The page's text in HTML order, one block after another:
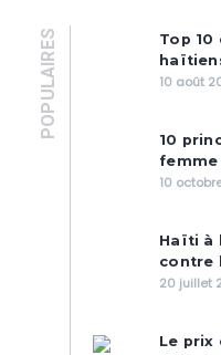
POPULAIRES
Top 10
10 août
10
10
Haïti à
contre
20 juillet
Le prix